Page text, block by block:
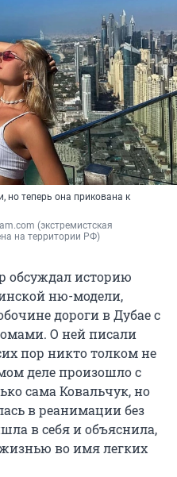
но теперь она прикована к
(экстремистская
на территории РФ)
обсуждал историю
ню-модели,
дороги в Дубае с
О ней писали
пор никто толком не
деле произошло с
сама Ковальчук, но
в реанимации без
в себя и объяснила,
во имя легких